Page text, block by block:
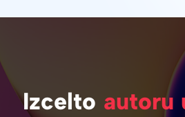
Izcelto autoru